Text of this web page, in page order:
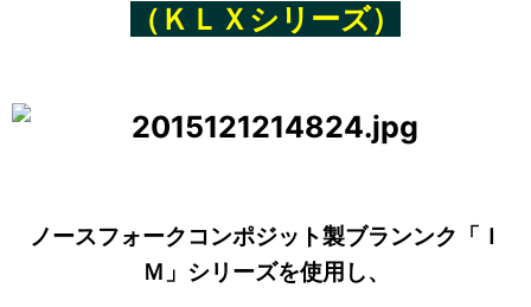
（ＫＬＸシリーズ）
ノースフォークコンポジット製ブランンク「Ｉ
Ｍ」シリーズを使用し、